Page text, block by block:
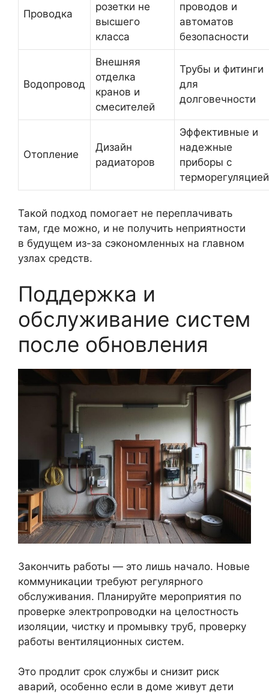
Проводка
розетки не
высшего
класса
проводов и
автоматов
безопасности
Водопровод
Внешняя
отделка
кранов и
смесителей
Трубы и фитинги
для
долговечности
Отопление
Дизайн
радиаторов
Эффективные и
надежные
приборы с
терморегуляцией
Такой подход помогает не переплачивать
там, где можно, и не получить неприятности
в будущем из-за сэкономленных на главном
узлах средств.
Поддержка и
обслуживание систем
после обновления
Закончить работы — это лишь начало. Новые
коммуникации требуют регулярного
обслуживания. Планируйте мероприятия по
проверке электропроводки на целостность
изоляции, чистку и промывку труб, проверку
работы вентиляционных систем.
Это продлит срок службы и снизит риск
аварий, особенно если в доме живут дети